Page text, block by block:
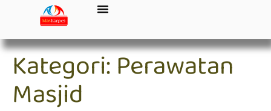
Kategori:Perawatan
Masjid